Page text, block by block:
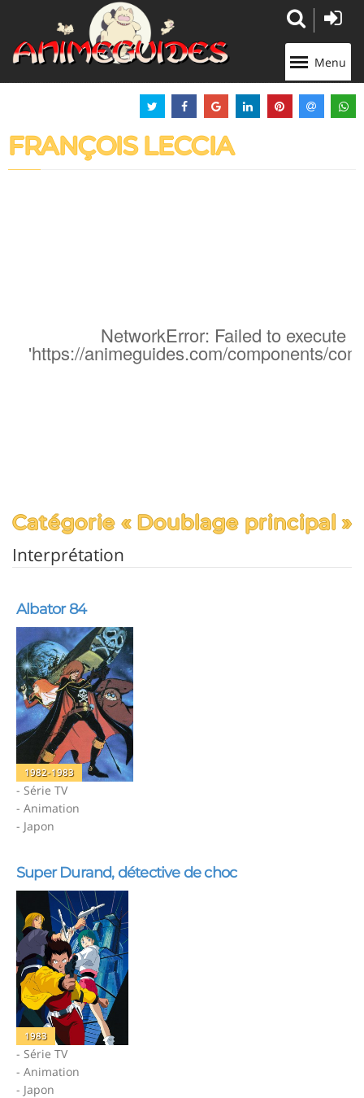
Menu
FRANÇOIS LECCIA
NetworkError: Failed to execute
'https://animeguides.com/components/
Catégorie « Doublage principal »
Interprétation
Albator 84
1982-1983
- Série TV
- Animation
- Japon
Super Durand, détective de choc
1983
- Série TV
- Animation
- Japon
Panneau de gestion des cookies